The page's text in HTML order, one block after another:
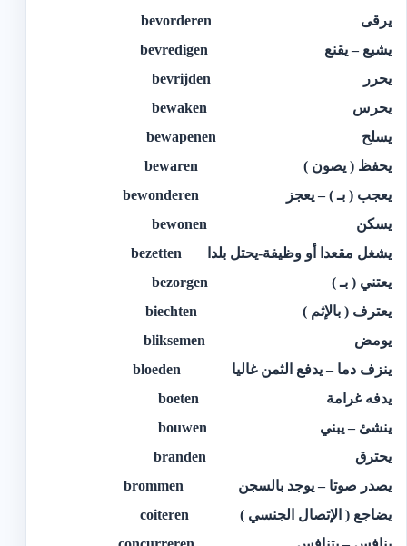
يرقى bevorderen
يشبع – يقنع bevredigen
يحرر bevrijden
يحرس bewaken
يسلح bewapenen
يحفظ ( يصون ) bewaren
يعجب ( بـ ) – يعجز bewonderen
يسكن bewonen
يشغل مقعدا أو وظيفة-يحتل بلدا bezetten
يعتني ( بـ ) bezorgen
يعترف ( بالإثم ) biechten
يومض bliksemen
ينزف دما – يدفع الثمن غاليا bloeden
يدفه غرامة boeten
ينشئ – يبني bouwen
يحترق branden
يصدر صوتا – يوجد بالسجن brommen
يضاجع ( الإتصال الجنسي ) coiteren